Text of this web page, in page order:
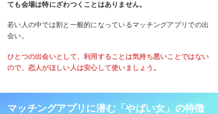
ても会場は特にざわつくことはありません。
若い人の中では割と一般的になっているマッチングアプリでの出
会い。
ひとつの出会いとして、利用することは気持ち悪いことではない
ので、恋人がほしい人は安心して使いましょう。
マッチングアプリに潜む「やばい女」の特徴